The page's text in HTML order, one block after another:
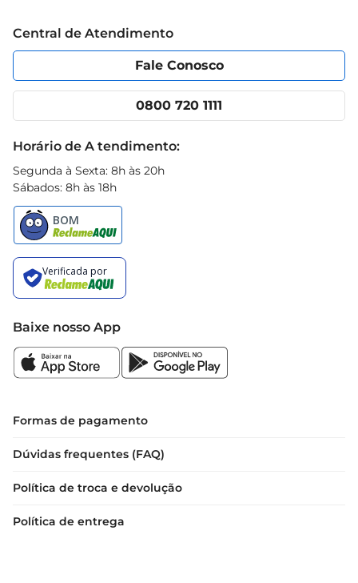
Política de Privacidade
Portal do fornecedor
Cencosud Media
Código de Ética
App Prezunic
Central de Atendimento
Fale Conosco
0800 720 1111
Horário de A tendimento:
Segunda à Sexta: 8h às 20h
Sábados: 8h às 18h
Baixe nosso App
Formas de pagamento
Dúvidas frequentes (FAQ)
Política de troca e devolução
Política de entrega